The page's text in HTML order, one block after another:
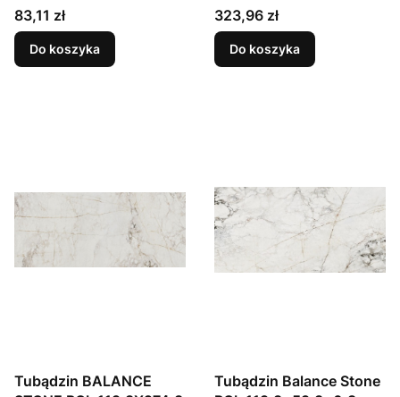
Cena
83,11 zł
Do koszyka
Cena
323,96 zł
Do koszyka
Tubądzin BALANCE
Tubądzin Balance Stone